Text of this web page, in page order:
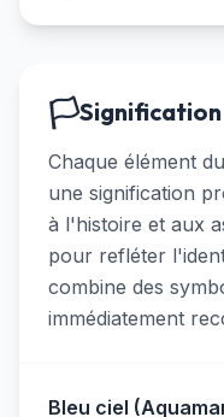
🏳️Signification
Chaque élément
une signification
à l'histoire et aux
pour refléter
combine des
immédiatement
Bleu ciel